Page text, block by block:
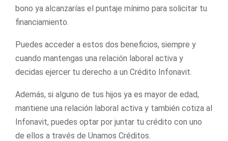
bono ya alcanzarías el puntaje mínimo para solicitar tu
financiamiento.
Puedes acceder a estos dos beneficios, siempre y
cuando mantengas una relación laboral activa y
decidas ejercer tu derecho a un Crédito Infonavit.
Además, si alguno de tus hijos ya es mayor de edad,
mantiene una relación laboral activa y también cotiza al
Infonavit, puedes optar por juntar tu crédito con uno
de ellos a través de Unamos Créditos.